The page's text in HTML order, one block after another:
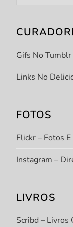
Gifs No Tumblr
Links No
FOTOS
Flickr – Fotos
Instagram –
LIVROS
Scribd – Livros